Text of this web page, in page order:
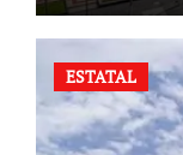
ESTATAL